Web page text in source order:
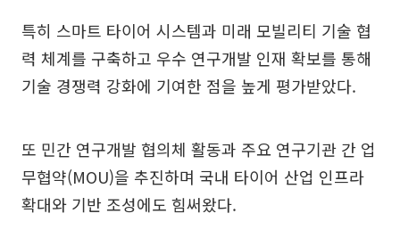
특히 스마트 타이어 시스템과 미래 모빌리티 기술 협
력 체계를 구축하고 우수 연구개발 인재 확보를 통해
기술 경쟁력 강화에 기여한 점을 높게 평가받았다.
또 민간 연구개발 협의체 활동과 주요 연구기관 간 업
무협약(MOU)을 추진하며 국내 타이어 산업 인프라
확대와 기반 조성에도 힘써왔다.